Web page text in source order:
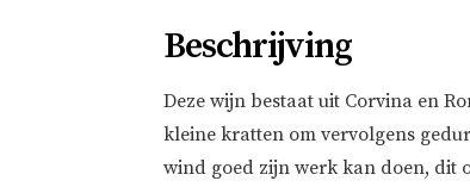
Beschrijving
Deze wijn bestaat uit Corvina en
kleine kratten om vervolgens
wind goed zijn werk kan doen, dit